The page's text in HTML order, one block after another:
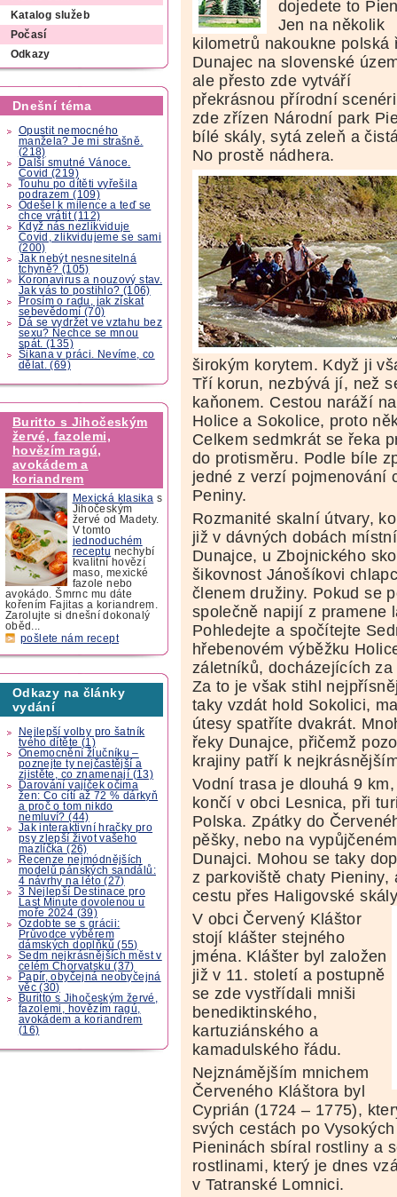
Katalog služeb
Počasí
Odkazy
Dnešní téma
Opustit nemocného
manžela? Je mi strašně.
(218)
Další smutné Vánoce.
Covid (219)
Touhu po dítěti vyřešila
podrazem (109)
Odešel k milence a teď se
chce vrátit (112)
Když nás nezlikviduje
Covid, zlikvidujeme se sami
(200)
Jak nebýt nesnesitelná
tchyně? (105)
Koronavirus a nouzový stav.
Jak vás to postihlo? (106)
Prosím o radu, jak získat
sebevědomí (70)
Dá se vydržet ve vztahu bez
sexu? Nechce se mnou
spát. (135)
Šikana v práci. Nevíme, co
dělat. (69)
Buritto s Jihočeským
žervé, fazolemi,
hovězím ragú,
avokádem a
koriandrem
Mexická klasika s
Jihočeským
žervé od Madety.
V tomto
jednoduchém
receptu nechybí
kvalitní hovězí
maso, mexické
fazole nebo
avokádo. Šmrnc mu dáte
kořením Fajitas a koriandrem.
Zarolujte si dnešní dokonalý
oběd...
pošlete nám recept
Odkazy na články
vydání
Nejlepší volby pro šatník
tvého dítěte (1)
Onemocnění žlučníku –
poznejte ty nejčastější a
zjistěte, co znamenají (13)
Darování vajíček očima
žen: Co cítí až 72 % dárkyň
a proč o tom nikdo
nemluví? (44)
Jak interaktivní hračky pro
psy zlepší život vašeho
mazlíčka (26)
Recenze nejmódnějších
modelů pánských sandálů:
4 návrhy na léto (27)
3 Nejlepší Destinace pro
Last Minute dovolenou u
moře 2024 (39)
Ozdobte se s grácii:
Průvodce výběrem
dámských doplňků (55)
Sedm nejkrásnějších měst v
celém Chorvatsku (37)
Papír, obyčejná neobyčejná
věc (30)
Buritto s Jihočeským žervé,
fazolemi, hovězím ragú,
avokádem a koriandrem
(16)
dojedete to
Jen na několik
kilometrů nakoukne polská
Dunajec na slovenské
ale přesto zde vytváří
překrásnou přírodní
zde zřízen Národní park
bílé skály, sytá zeleň a
No prostě nádhera.
širokým korytem. Když ji
Tří korun, nezbývá jí, než
kaňonem. Cestou naráží
Holice a Sokolice, proto
Celkem sedmkrát se řeka
do protisměru. Podle bíle
jedné z verzí pojmenování
Peniny.
Rozmanité skalní útvary,
již v dávných dobách
Dunajce, u Zbojnického
šikovnost Jánošíkovi
členem družiny. Pokud se
společně napijí z pramene
Pohledejte a spočítejte
hřebenovém výběžku
záletníků, docházejících
Za to je však stihl
taky vzdát hold Sokolici,
útesy spatříte dvakrát.
řeky Dunajce, přičemž
krajiny patří k
Vodní trasa je dlouhá 9
končí v obci Lesnica, při
Polska. Zpátky do
pěšky, nebo na
Dunajci. Mohou se taky
z parkoviště chaty
cestu přes Haligovské
V obci Červený Kláštor
stojí klášter stejného
jména. Klášter byl založen
již v 11. století a postupně
se zde vystřídali mniši
benediktinského,
kartuziánského a
kamadulského řádu.
Nejznámějším mnichem
Červeného Kláštora byl
Cyprián (1724 – 1775),
svých cestách po
Pieninách sbíral rostliny a
rostlinami, který je dnes
v Tatranské Lomnici.